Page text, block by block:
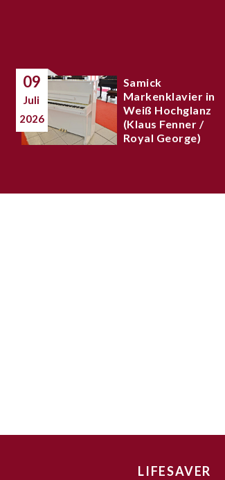
09
Juli
2026
Samick
Markenklavier in
Weiß Hochglanz
(Klaus Fenner /
Royal George)
LIFESAVER